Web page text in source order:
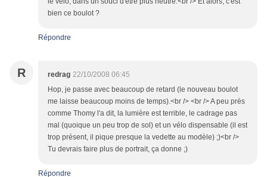
bien ce boulot ?
Répondre
R redrag 22/10/2008 06:45
Hop, je passe avec beaucoup de retard (le nouveau boulot
me laisse beaucoup moins de temps).<br /> <br /> A peu près
comme Thomy l'a dit, la lumière est terrible, le cadrage pas
mal (quoique un peu trop de sol) et un vélo dispensable (il est
trop présent, il pique presque la vedette au modèle) ;)<br />
Tu devrais faire plus de portrait, ça donne ;)
Répondre